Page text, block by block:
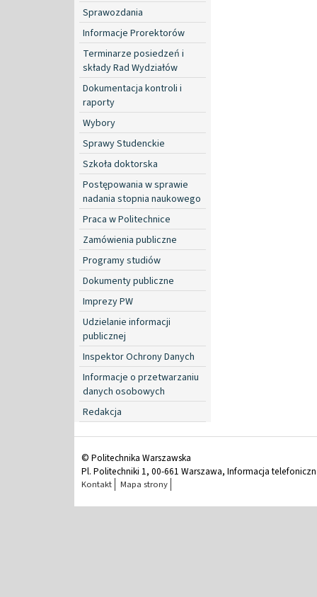
Sprawozdania
Informacje Prorektorów
Terminarze posiedzeń i
składy Rad Wydziałów
Dokumentacja kontroli i
raporty
Wybory
Sprawy Studenckie
Szkoła doktorska
Postępowania w sprawie
nadania stopnia naukowego
Praca w Politechnice
Zamówienia publiczne
Programy studiów
Dokumenty publiczne
Imprezy PW
Udzielanie informacji
publicznej
Inspektor Ochrony Danych
Informacje o przetwarzaniu
danych osobowych
Redakcja
© Politechnika Warszawska
Pl. Politechniki 1, 00-661 Warszawa, Informacja
Kontakt Mapa strony